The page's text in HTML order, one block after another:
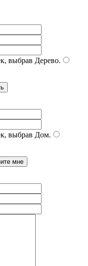
выбрав Дерево.
выбрав Дом.